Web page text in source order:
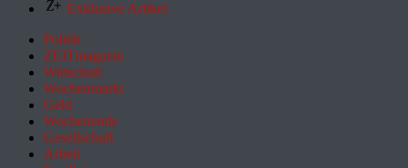
Exklusive Artikel
Politik
ZEITmagazin
Wirtschaft
Wochenmarkt
Geld
Wochenende
Gesellschaft
Arbeit